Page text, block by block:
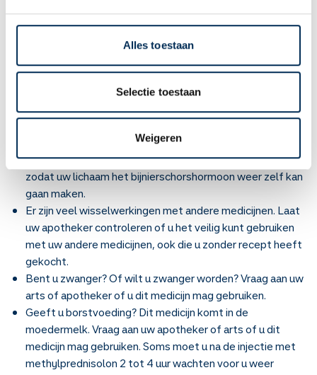
Alles toestaan
Selectie toestaan
Weigeren
maagdarmklachten, hoofdpijn en spierpijn. Ook kunt u last
krijgen van veranderingen in emoties, vocht in uw benen of
Krijgt u vaker per jaar een stootkuur of gebruikt u het
meerdere weken? U kunt zwaarder worden en een bol
gezicht krijgen. Ook komen voor huidklachten (zoals
Gebruikt u methylprednisolon langer dan een paar weken
en gaat u stoppen? Dan moet u het langzaam afbouwen,
zodat uw lichaam het bijnierschorshormoon weer zelf kan
gaan maken.
Er zijn veel wisselwerkingen met andere medicijnen. Laat
uw apotheker controleren of u het veilig kunt gebruiken
met uw andere medicijnen, ook die u zonder recept heeft
gekocht.
Bent u zwanger? Of wilt u zwanger worden? Vraag aan uw
arts of apotheker of u dit medicijn mag gebruiken.
Geeft u borstvoeding? Dit medicijn komt in de
moedermelk. Vraag aan uw apotheker of arts of u dit
medicijn mag gebruiken. Soms moet u na de injectie met
methylprednisolon 2 tot 4 uur wachten voor u weer